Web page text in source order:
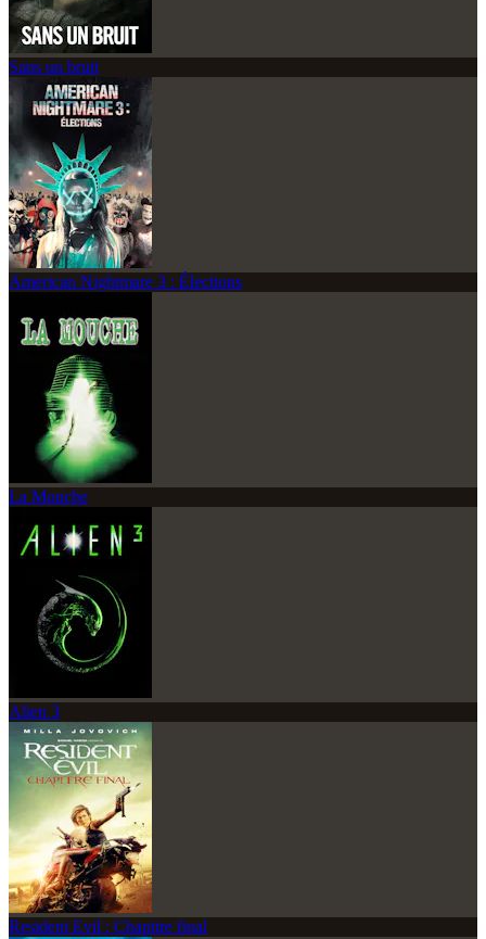
Sans un bruit
American Nightmare 3 : Élections
La Mouche
Alien 3
Resident Evil : Chapitre final